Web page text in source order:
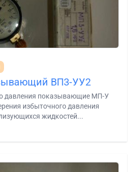
ВП3-УУ2
давления показывающие МП-У
избыточного давления
жидкостей...